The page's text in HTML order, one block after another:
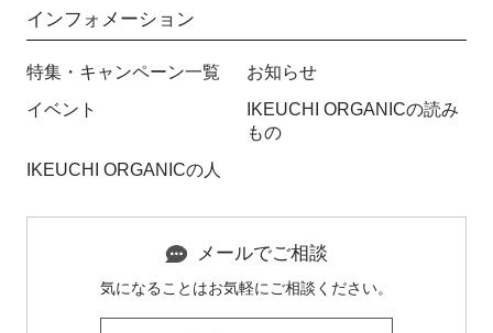
インフォメーション
特集・キャンペーン一覧 お知らせ
イベント
IKEUCHI ORGANICの読み
もの
IKEUCHI ORGANICの人
メールでご相談
気になることはお気軽にご相談ください。